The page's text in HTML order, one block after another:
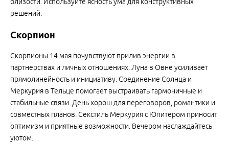
близости. Используйте ясность ума для конструктивных
решений.
Скорпион
Скорпионы 14 мая почувствуют прилив энергии в
партнерствах и личных отношениях. Луна в Овне усиливает
прямолинейность и инициативу. Соединение Солнца и
Меркурия в Тельце помогает выстраивать гармоничные и
стабильные связи. День хорош для переговоров, романтики и
совместных планов. Секстиль Меркурия с Юпитером приносит
оптимизм и приятные возможности. Вечером наслаждайтесь
уютом.